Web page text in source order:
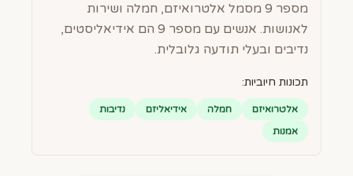
מספר 9 מסמל אלטרואיזם, חמלה ושירות
לאנושות. אנשים עם מספר 9 הם אידיאליסטים,
נדיבים ובעלי תודעה גלובלית.
תכונות חיוביות:
אלטרואיזם חמלה אידיאליזם
נדיבות
אמנות